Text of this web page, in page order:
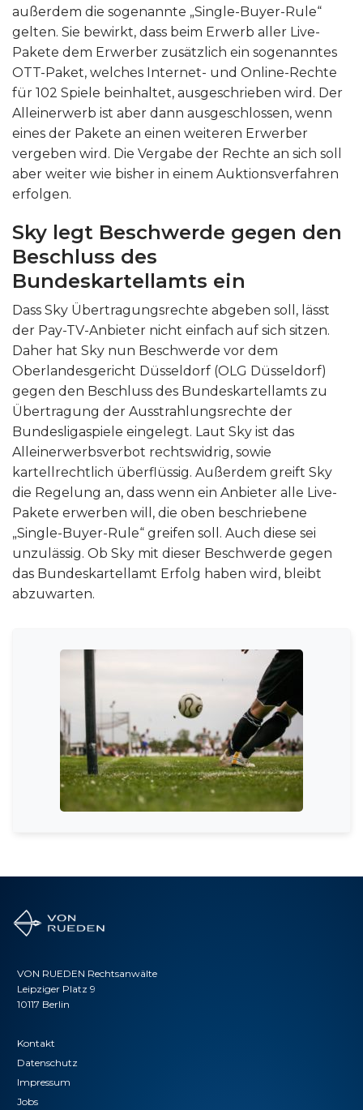
außerdem die sogenannte „Single-Buyer-Rule“
gelten. Sie bewirkt, dass beim Erwerb aller Live-
Pakete dem Erwerber zusätzlich ein sogenanntes
OTT-Paket, welches Internet- und Online-Rechte
für 102 Spiele beinhaltet, ausgeschrieben wird. Der
Alleinerwerb ist aber dann ausgeschlossen, wenn
eines der Pakete an einen weiteren Erwerber
vergeben wird. Die Vergabe der Rechte an sich soll
aber weiter wie bisher in einem Auktionsverfahren
erfolgen.
Sky legt Beschwerde gegen den
Beschluss des
Bundeskartellamts ein
Dass Sky Übertragungsrechte abgeben soll, lässt
der Pay-TV-Anbieter nicht einfach auf sich sitzen.
Daher hat Sky nun Beschwerde vor dem
Oberlandesgericht Düsseldorf (OLG Düsseldorf)
gegen den Beschluss des Bundeskartellamts zu
Übertragung der Ausstrahlungsrechte der
Bundesligaspiele eingelegt. Laut Sky ist das
Alleinerwerbsverbot rechtswidrig, sowie
kartellrechtlich überflüssig. Außerdem greift Sky
die Regelung an, dass wenn ein Anbieter alle Live-
Pakete erwerben will, die oben beschriebene
„Single-Buyer-Rule“ greifen soll. Auch diese sei
unzulässig. Ob Sky mit dieser Beschwerde gegen
das Bundeskartellamt Erfolg haben wird, bleibt
abzuwarten.
VON RUEDEN Rechtsanwälte
Leipziger Platz 9
10117 Berlin
Kontakt
Datenschutz
Impressum
Jobs